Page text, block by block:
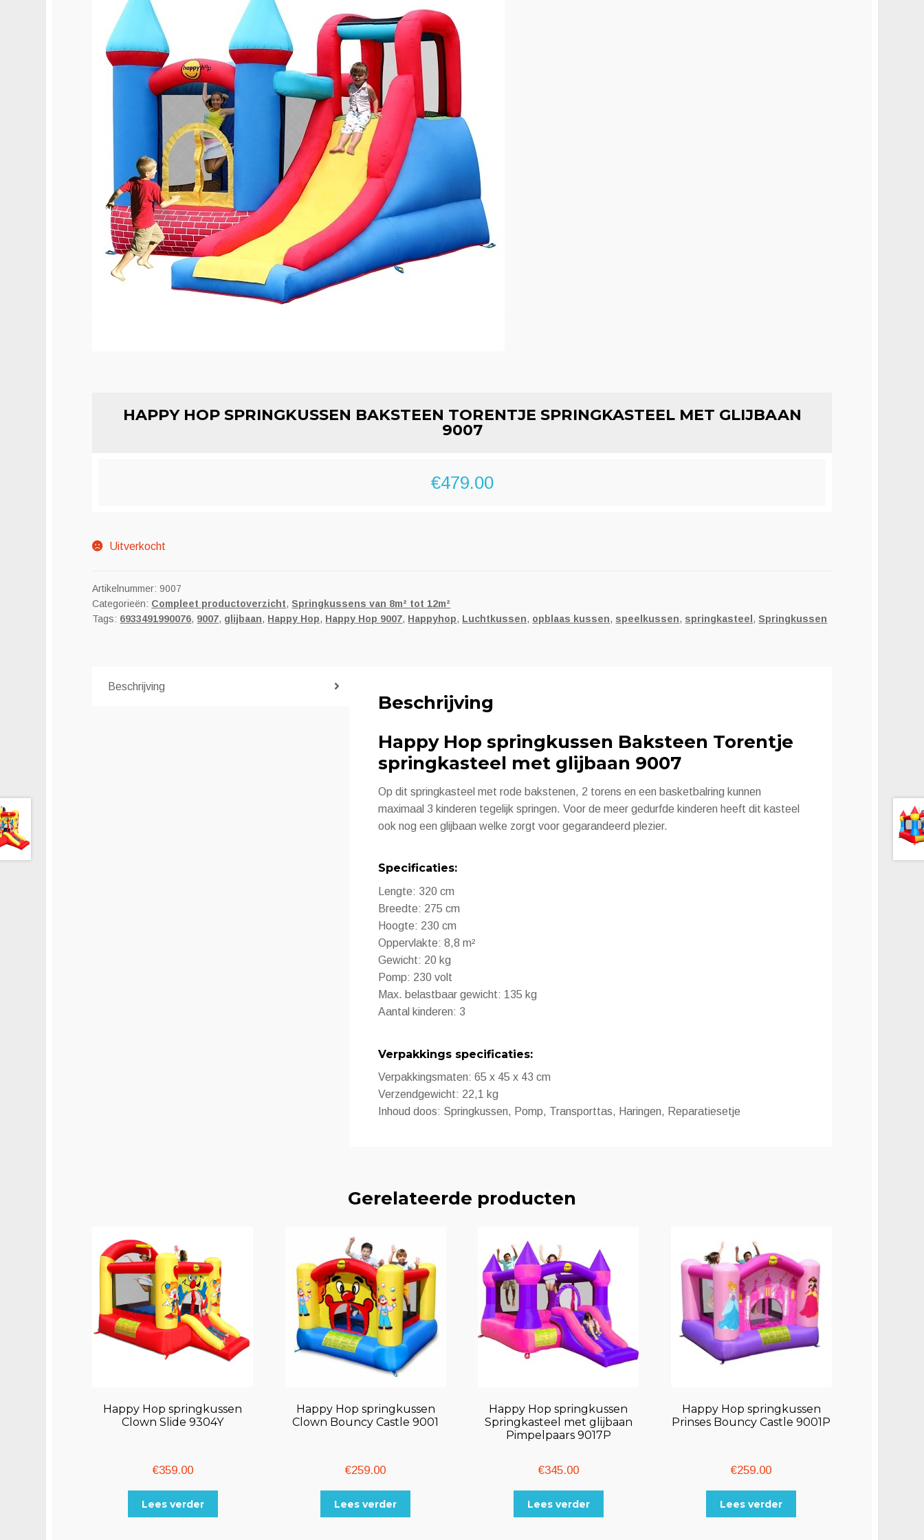
HAPPY HOP SPRINGKUSSEN BAKSTEEN TORENTJE SPRINGKASTEEL MET GLIJBAAN
9007
€479.00
Uitverkocht
Artikelnummer:9007
Categorieën: Compleet productoverzicht,Springkussens van 8m² tot 12m²
Tags: 6933491990076, 9007, glijbaan, Happy Hop, Happy Hop 9007, Happyhop, Luchtkussen, opblaas kussen, speelkussen, springkasteel ,Springkussen
Beschrijving
Beschrijving
Happy Hop springkussen Baksteen Torentje
springkasteel met glijbaan 9007
Op dit springkasteel met rode bakstenen, 2 torens en een basketbalring kunnen
maximaal 3 kinderen tegelijk springen. Voor de meer gedurfde kinderen heeft dit kasteel
ook nog een glijbaan welke zorgt voor gegarandeerd plezier.
Specificaties:
Lengte: 320 cm
Breedte: 275 cm
Hoogte: 230 cm
Oppervlakte: 8,8 m²
Gewicht: 20 kg
Pomp: 230 volt
Max. belastbaar gewicht: 135 kg
Aantal kinderen: 3
Verpakkings specificaties:
Verpakkingsmaten: 65 x 45 x 43 cm
Verzendgewicht: 22,1 kg
Inhoud doos: Springkussen, Pomp, Transporttas, Haringen, Reparatiesetje
Gerelateerde producten
Happy Hop springkussen
Clown Slide 9304Y
€359.00
Lees verder
Happy Hop springkussen
Clown Bouncy Castle 9001
€259.00
Lees verder
Happy Hop springkussen
Springkasteel met glijbaan
Pimpelpaars 9017P
€345.00
Lees verder
Happy Hop springkussen
Prinses Bouncy Castle 9001P
€259.00
Lees verder